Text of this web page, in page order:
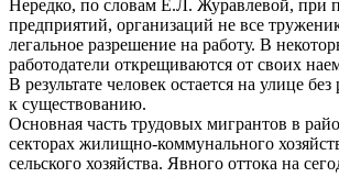
Нередко, по словам Е.Л. Журавлевой, при
предприятий, организаций не все
легальное разрешение на работу. В
работодатели открещиваются от своих
В результате человек остается на улице
к существованию.
Основная часть трудовых мигрантов в
секторах жилищно-коммунального
сельского хозяйства. Явного оттока на